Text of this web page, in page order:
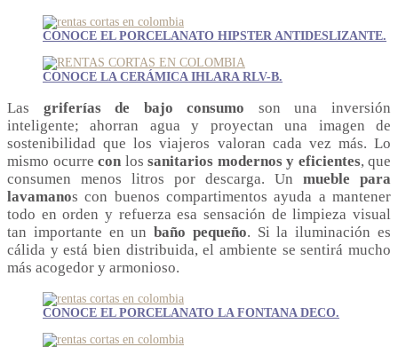
CONOCE EL PORCELANATO HIPSTER ANTIDESLIZANTE.
CONOCE LA CERÁMICA IHLARA RLV-B.
Las griferías de bajo consumo son una inversión
inteligente; ahorran agua y proyectan una imagen de
sostenibilidad que los viajeros valoran cada vez más. Lo
mismo ocurre con los sanitarios modernos y eficientes, que
consumen menos litros por descarga. Un mueble para
lavamanos con buenos compartimentos ayuda a mantener
todo en orden y refuerza esa sensación de limpieza visual
tan importante en unbaño pequeño. Si la iluminación es
cálida y está bien distribuida, el ambiente se sentirá mucho
más acogedor y armonioso.
CONOCE EL PORCELANATO LA FONTANA DECO.